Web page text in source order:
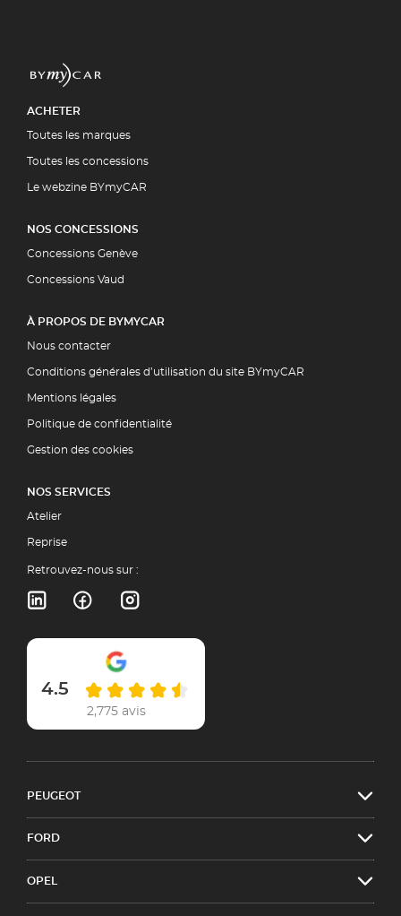
ACHETER
Toutes les marques
Toutes les concessions
Le webzine BYmyCAR
NOS CONCESSIONS
Concessions Genève
Concessions Vaud
À PROPOS DE BYMYCAR
Nous contacter
Conditions générales d’utilisation du site BYmyCAR
Mentions légales
Politique de confidentialité
Gestion des cookies
NOS SERVICES
Atelier
Reprise
Retrouvez-nous sur :
4.5
2,775 avis
PEUGEOT
FORD
OPEL